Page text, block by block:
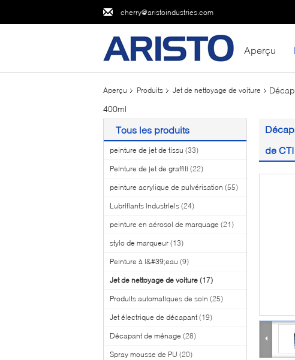
cherry@aristoindustries.com
Aperçu
Aperçu Produits Jet de nettoyage de voiture
400ml
Tous les produits
peinture de jet de tissu (33)
Peinture de jet de graffiti (22)
peinture acrylique de pulvérisation (55)
Lubrifiants industriels (24)
peinture en aérosol de marquage (21)
stylo de marqueur (13)
Peinture à l&#39;eau (9)
Jet de nettoyage de voiture (17)
Produits automatiques de soin (25)
Jet électrique de décapant (19)
Décapant de ménage (28)
Spray mousse de PU (20)
de